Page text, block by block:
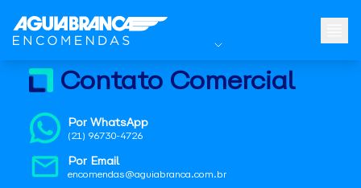
Contato Comercial
Por WhatsApp
(21) 96730-4726
Por Email
encomendas@aguiabranca.com.br